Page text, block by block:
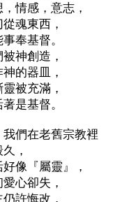
情感，意志，
魂東西，
奉基督。
神創造，
的器皿，
被充滿，
是基督。
我們在老舊宗教裡
，
像『屬靈』，
心卻失，
許悔改，